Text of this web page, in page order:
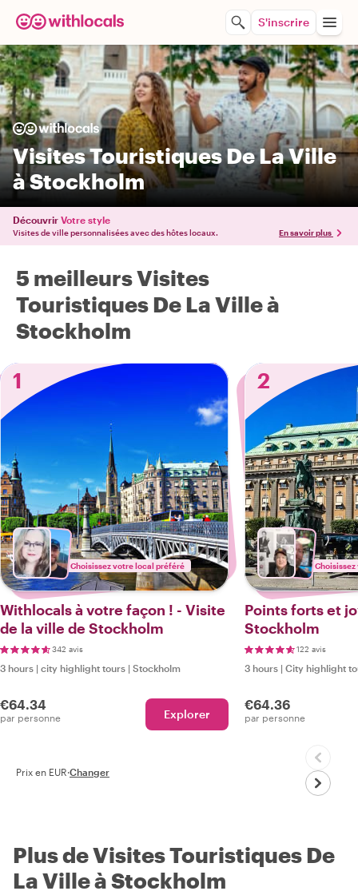
S'inscrire
Visites Touristiques De La Ville
à Stockholm
Découvrir Votre style
Visites de ville personnalisées avec des hôtes locaux. En savoir plus
5 meilleurs Visites
Touristiques De La Ville à
Stockholm
1
Choisissez votre local préféré
Withlocals à votre façon ! - Visite
de la ville de Stockholm
342 avis
3 hours | city highlight tours | Stockholm
€64.34
par personne Explorer
2
Points forts et
Stockholm
122 avis
3 hours | City highlight
€64.36
par personne
Prix en EUR·Changer
Plus de Visites Touristiques De
La Ville à Stockholm